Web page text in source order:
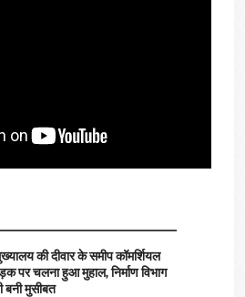
की दीवार के समीप कॉमर्शियल
पर चलना हुआ मुहाल, निर्माण विभाग
बनी मुसीबत